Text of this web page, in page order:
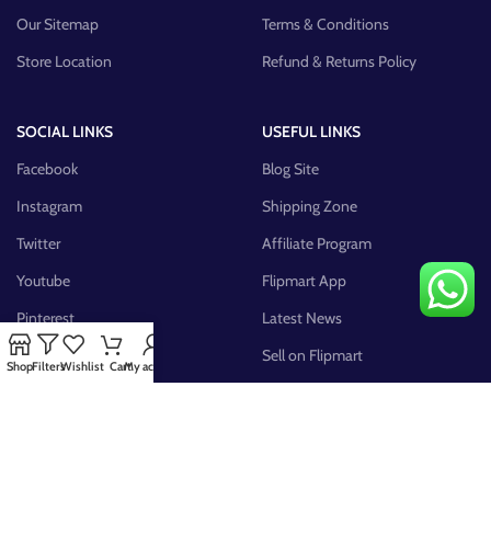
Our Sitemap
Store Location
Terms & Conditions
Refund & Returns Policy
SOCIAL LINKS
Facebook
Instagram
Twitter
Youtube
Pinterest
FB Group
USEFUL LINKS
Blog Site
Shipping Zone
Affiliate Program
Flipmart App
Latest News
Sell on Flipmart
ShopFiltersWishlist CartMy account